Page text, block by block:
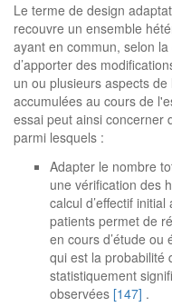
Le terme de design
recouvre un ensemble
ayant en commun, selon
d’apporter des
un ou plusieurs aspects
accumulées au cours de
essai peut ainsi concerner
parmi lesquels :
Adapter le nombre
une vérification des
calcul d’effectif
patients permet de
en cours d’étude ou
qui est la probabilité
statistiquement
observées [147] .